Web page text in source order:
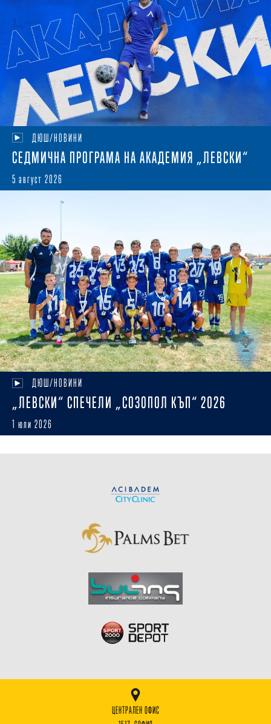
ДЮШ/НОВИНИ
СЕДМИЧНА ПРОГРАМА НА АКАДЕМИЯ „ЛЕВСКИ“
5 август 2026
ДЮШ/НОВИНИ
„ЛЕВСКИ“ СПЕЧЕЛИ „СОЗОПОЛ КЪП“ 2026
1 юли 2026
ЦЕНТРАЛЕН ОФИС